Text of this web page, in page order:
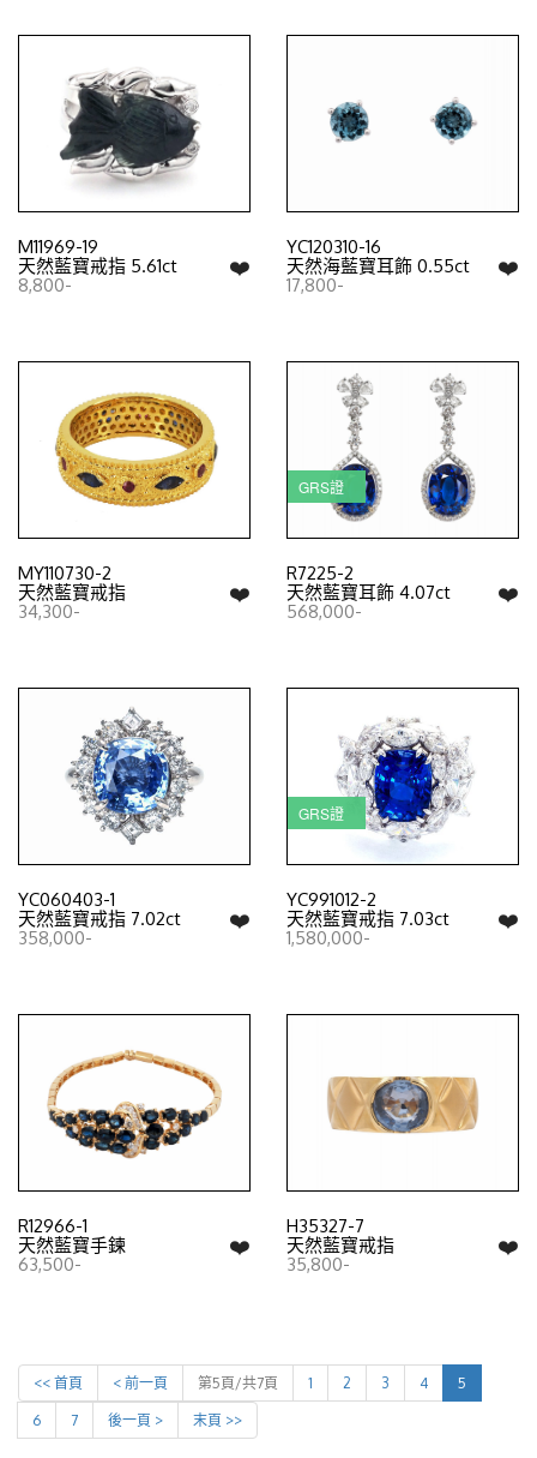
M11969-19
❤️
天然藍寶戒指 5.61ct
8,800-
YC120310-16
❤️
天然海藍寶耳飾 0.55ct
17,800-
MY110730-2
❤️
天然藍寶戒指
34,300-
GRS證
R7225-2
❤️
天然藍寶耳飾 4.07ct
568,000-
YC060403-1
❤️
天然藍寶戒指 7.02ct
358,000-
GRS證
YC991012-2
❤️
天然藍寶戒指 7.03ct
1,580,000-
R12966-1
❤️
天然藍寶手鍊
63,500-
H35327-7
❤️
天然藍寶戒指
35,800-
<< 首頁 < 前一頁 第5頁/共7頁 1 2 3 4 5
6 7 後一頁 > 末頁 >>